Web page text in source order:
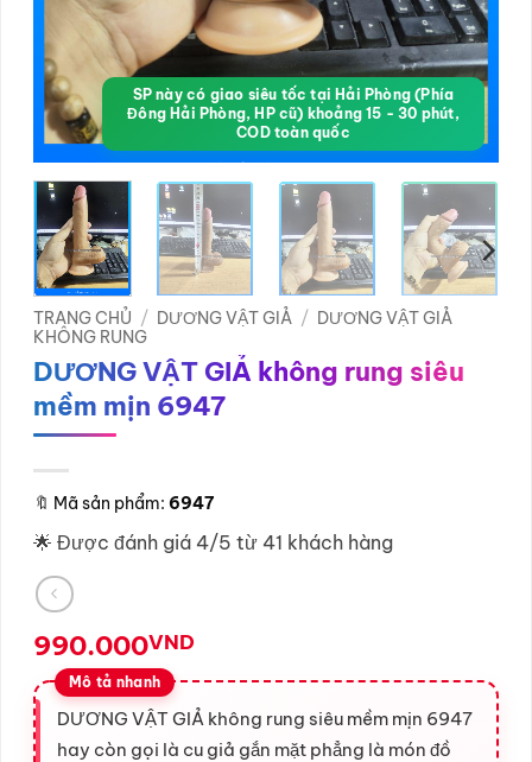
SP này có giao siêu tốc tại Hải Phòng (Phía
Đông Hải Phòng, HP cũ) khoảng 15 - 30 phút,
COD toàn quốc
TRANG CHỦ / DƯƠNG VẬT GIẢ / DƯƠNG VẬT GIẢ
KHÔNG RUNG
DƯƠNG VẬT GIẢ không rung siêu
mềm mịn 6947
🔖 Mã sản phẩm: 6947
🌟 Được đánh giá 4/5 từ 41 khách hàng
990.000VND
DƯƠNG VẬT GIẢ không rung siêu mềm mịn 6947
hay còn gọi là cu giả gắn mặt phẳng là món đồ